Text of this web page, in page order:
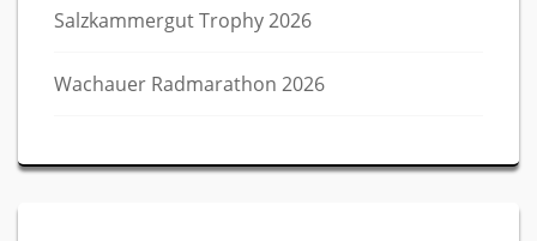
Salzkammergut Trophy 2026
Wachauer Radmarathon 2026